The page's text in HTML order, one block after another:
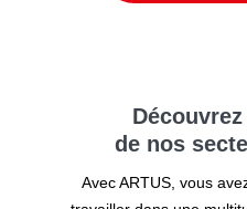
Découvrez
de nos
Avec ARTUS, vous